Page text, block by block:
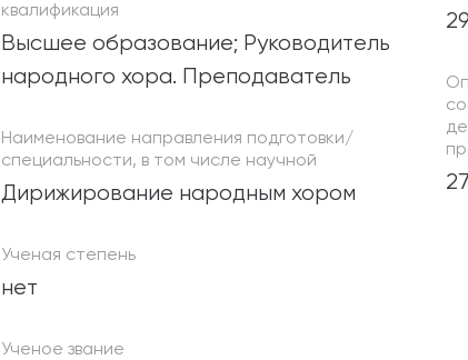
квалификация
Высшее образование; Руководитель
народного хора. Преподаватель
Наименование направления подготовки/
специальности, в том числе научной
Дирижирование народным хором
Ученая степень
нет
Ученое звание